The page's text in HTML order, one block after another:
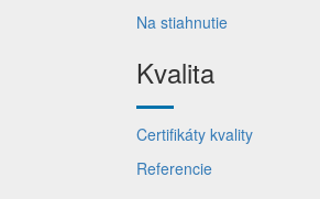
Na stiahnutie
Kvalita
Certifikáty kvality
Referencie